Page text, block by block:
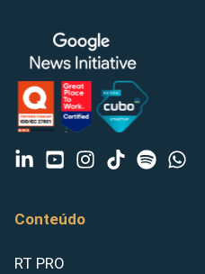
Conteúdo
RT PRO